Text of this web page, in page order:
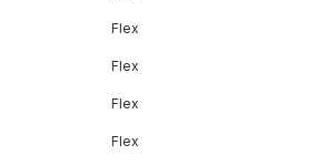
Flex
Flex
Flex
Flex